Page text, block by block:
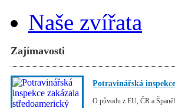
Naše zvířata
Zajímavosti
Potravinářská
O původu z EU, ČR a